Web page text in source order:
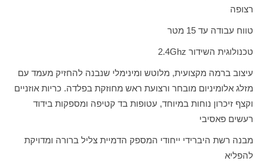
רצופה
טווח עבודה עד 15 מטר
טכנולוגית השידור Ghz
2.4
עיצוב ברמה מקצועית, מלוטש ומינימלי שנבנה להחזיק מעמד עם
מזלג אלומיניום מובחר ורצועת ראש מחוזקת בפלדה. כריות אוזניים
וקצף זיכרון נוחות במיוחד, עטופות בד קטיפה ומספקות בידוד
רעשים פאסיבי
מבנה רשת היברידי ייחודי המספק הדמיית צליל ברורה ומדויקת
להפליא